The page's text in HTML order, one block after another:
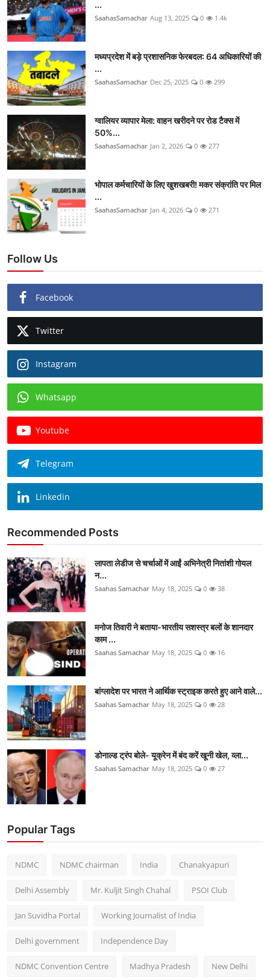
...
SaahasSamachar Aug 13, 2025 0 1.4k
मध्यप्रदेश में बड़े प्रशासनिक फेरबदल: 64 अधिकारियों की
...
SaahasSamachar Dec 25, 2025 0 299
ग्वालियर व्यापार मेला: वाहन खरीदने पर रोड टैक्स में
50%...
SaahasSamachar Jan 2, 2026 0 277
भोपाल कर्मचारियों के लिए खुशखबरी! मकर संक्रांति पर मिल
...
SaahasSamachar Jan 4, 2026 0 271
Follow Us
Facebook
Twitter
Instagram
Whatsapp
Youtube
Telegram
Linkedin
Recommended Posts
लापता लेडीज से चर्चाओं में आईं अभिनेत्री नितांशी गोयल
न...
Saahas Samachar May 18, 2025 0 38
मनोज तिवारी ने बताया-भारतीय सशस्त्र बलों के शानदार
काम ...
Saahas Samachar May 18, 2025 0 16
बांग्लादेश पर भारत ने आर्थिक स्ट्राइक करते हुए आने वाले...
Saahas Samachar May 18, 2025 0 28
डोनाल्ड ट्रंप बोले- यूक्रेन में बंद करें खूनी खेल, व्ला...
Saahas Samachar May 18, 2025 0 27
Popular Tags
NDMC NDMC chairman India Chanakyapuri
Delhi Assembly Mr. Kuljit Singh Chahal PSOI Club
Jan Suvidha Portal Working Journalist of India
Delhi government Independence Day
NDMC Convention Centre Madhya Pradesh New Delhi